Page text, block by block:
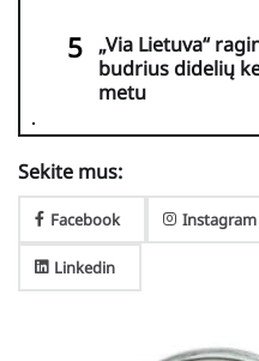
„Via Lietuva“
budrius didelių
metu
Sekite mus:
Facebook Instagram
Linkedin